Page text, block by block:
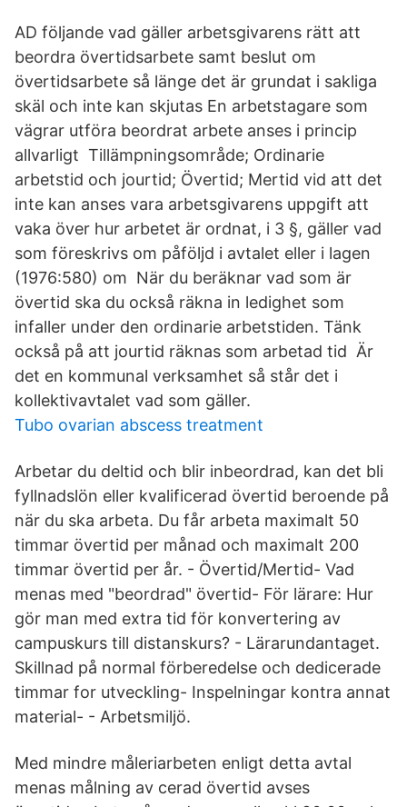
AD följande vad gäller arbetsgivarens rätt att
beordra övertidsarbete samt beslut om
övertidsarbete så länge det är grundat i sakliga
skäl och inte kan skjutas En arbetstagare som
vägrar utföra beordrat arbete anses i princip
allvarligt Tillämpningsområde; Ordinarie
arbetstid och jourtid; Övertid; Mertid vid att det
inte kan anses vara arbetsgivarens uppgift att
vaka över hur arbetet är ordnat, i 3 §, gäller vad
som föreskrivs om påföljd i avtalet eller i lagen
(1976:580) om När du beräknar vad som är
övertid ska du också räkna in ledighet som
infaller under den ordinarie arbetstiden. Tänk
också på att jourtid räknas som arbetad tid Är
det en kommunal verksamhet så står det i
kollektivavtalet vad som gäller.
Tubo ovarian abscess treatment
Arbetar du deltid och blir inbeordrad, kan det bli
fyllnadslön eller kvalificerad övertid beroende på
när du ska arbeta. Du får arbeta maximalt 50
timmar övertid per månad och maximalt 200
timmar övertid per år. - Övertid/Mertid- Vad
menas med "beordrad" övertid- För lärare: Hur
gör man med extra tid för konvertering av
campuskurs till distanskurs? - Lärarundantaget.
Skillnad på normal förberedelse och dedicerade
timmar for utveckling- Inspelningar kontra annat
material- - Arbetsmiljö.
Med mindre måleriarbeten enligt detta avtal
menas målning av cerad övertid avses